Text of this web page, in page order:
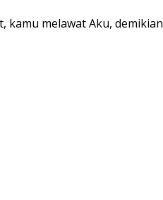
kamu melawat Aku, demikian